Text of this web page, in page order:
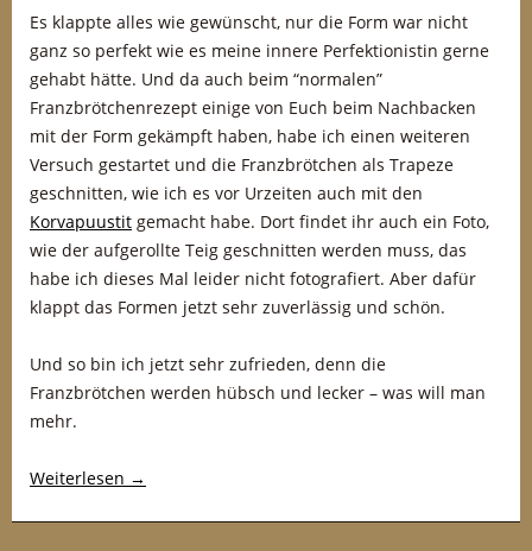
Es klappte alles wie gewünscht, nur die Form war nicht
ganz so perfekt wie es meine innere Perfektionistin gerne
gehabt hätte. Und da auch beim “normalen”
Franzbrötchenrezept einige von Euch beim Nachbacken
mit der Form gekämpft haben, habe ich einen weiteren
Versuch gestartet und die Franzbrötchen als Trapeze
geschnitten, wie ich es vor Urzeiten auch mit den
Korvapuustit gemacht habe. Dort findet ihr auch ein Foto,
wie der aufgerollte Teig geschnitten werden muss, das
habe ich dieses Mal leider nicht fotografiert. Aber dafür
klappt das Formen jetzt sehr zuverlässig und schön.
Und so bin ich jetzt sehr zufrieden, denn die
Franzbrötchen werden hübsch und lecker – was will man
mehr.
Weiterlesen →